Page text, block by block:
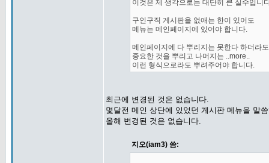
이것은 제 생각으로는 대단히 큰 실수입니
구인구직 게시판을 없애는 한이 있어도
메뉴는 메인페이지에 있어야 합니다.
메인페이지에 다 뿌리지는 못한다 하더라도
중요한 것을 뿌리고 나머지는 ..more..
이런 형식으로라도 뿌려주어야 합니다.
최근에 변경된 것은 없습니다.
몇달전 메인 상단에 있었던 게시판 메뉴을 말
올해 변경된 것은 없습니다.
지오(iam3) 씀: